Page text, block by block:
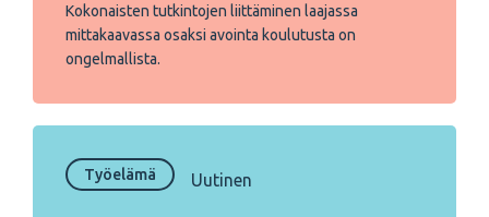
Kokonaisten tutkintojen liittäminen laajassa
mittakaavassa osaksi avointa koulutusta on
ongelmallista.
Työelämä Uutinen